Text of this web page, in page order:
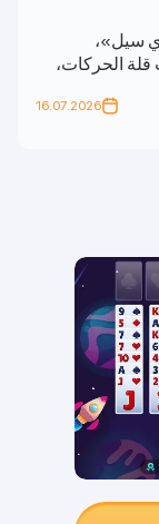
سيل»،
الحركات،
باستخدام
16.07.2026